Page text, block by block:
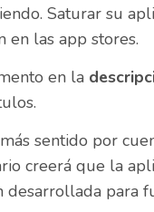
Saturar su
en las app stores.
en la
sentido por
creerá que la
desarrollada para